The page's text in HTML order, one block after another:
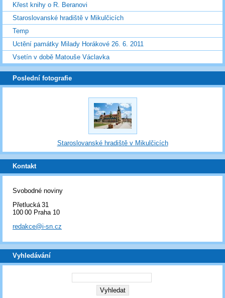
Křest knihy o R. Beranovi
Staroslovanské hradiště v Mikulčicích
Temp
Uctění památky Milady Horákové 26. 6. 2011
Vsetín v době Matouše Václavka
Poslední fotografie
Staroslovanské hradiště v Mikulčicích
Kontakt
Svobodné noviny
Přetlucká 31
100 00 Praha 10
redakce@i-sn.cz
Vyhledávání